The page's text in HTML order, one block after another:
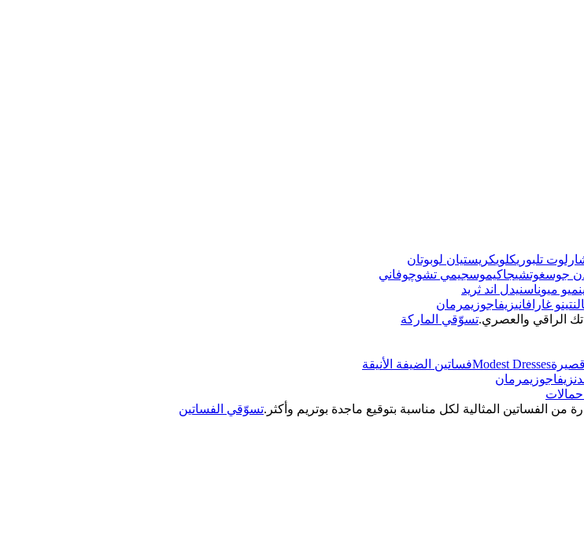
تلبوريكلويكريستيان لوبوتان
جوسغوتشيجاكيموسجيمي تشوچوفاني
ميو ميوناسنيدل اند ثريد
غارافانيزيفاجوزيمرمان
الراقي والعصري.تسوّقي الماركة
Modest Dressesفساتين الضيفة الأنيقة
زيفاجوزيمرمان
حمالات
من الفساتين المثالية لكل مناسبة بتوقيع ماجدة بوتريم وأكثر.تسوّقي الفساتين